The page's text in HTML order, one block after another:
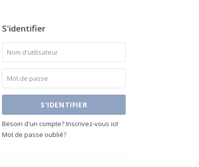
S'identifier
S'IDENTIFIER
Besoin d'un compte? Inscrivez-vous ici!
Mot de passe oublié?